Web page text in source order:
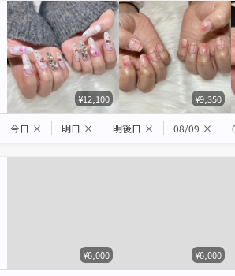
¥12,100 ¥9,350
今日 × 明日 × 明後日 × 08/09 ×
¥6,000 ¥6,000